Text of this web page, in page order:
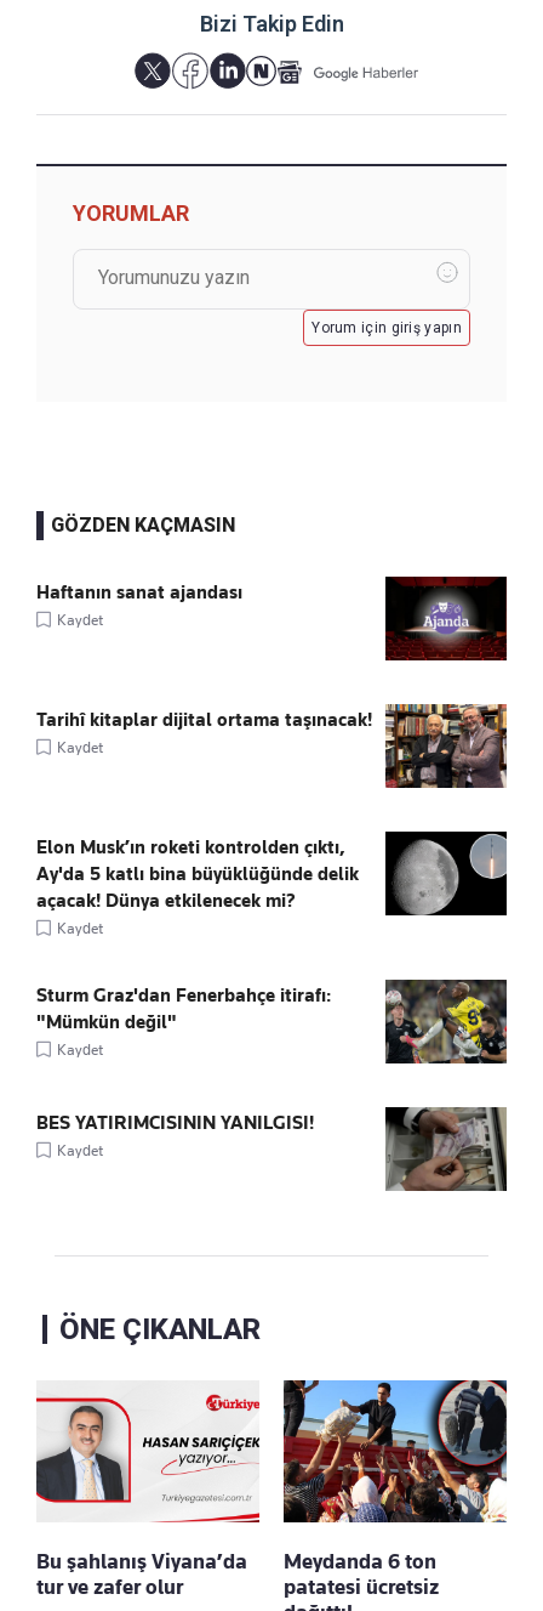
Bizi Takip Edin
YORUMLAR
Yorum için giriş yapın
GÖZDEN KAÇMASIN
Haftanın sanat ajandası
Kaydet
Tarihî kitaplar dijital ortama taşınacak!
Kaydet
Elon Musk’ın roketi kontrolden çıktı,
Ay'da 5 katlı bina büyüklüğünde delik
açacak! Dünya etkilenecek mi?
Kaydet
Sturm Graz'dan Fenerbahçe itirafı:
"Mümkün değil"
Kaydet
BES YATIRIMCISININ YANILGISI!
Kaydet
ÖNE ÇIKANLAR
Bu şahlanış Viyana’da
tur ve zafer olur
Meydanda 6 ton
patatesi ücretsiz